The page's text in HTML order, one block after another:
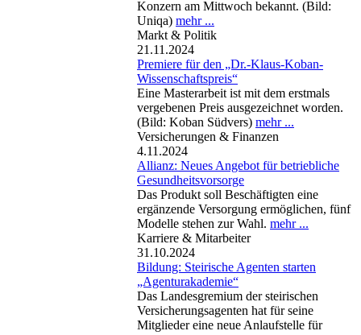
Konzern am Mittwoch bekannt. (Bild:
Uniqa) mehr ...
Markt & Politik
21.11.2024
Premiere für den „Dr.-Klaus-Koban-
Wissenschaftspreis“
Eine Masterarbeit ist mit dem erstmals
vergebenen Preis ausgezeichnet worden.
(Bild: Koban Südvers) mehr ...
Versicherungen & Finanzen
4.11.2024
Allianz: Neues Angebot für betriebliche
Gesundheitsvorsorge
Das Produkt soll Beschäftigten eine
ergänzende Versorgung ermöglichen, fünf
Modelle stehen zur Wahl. mehr ...
Karriere & Mitarbeiter
31.10.2024
Bildung: Steirische Agenten starten
„Agenturakademie“
Das Landesgremium der steirischen
Versicherungsagenten hat für seine
Mitglieder eine neue Anlaufstelle für